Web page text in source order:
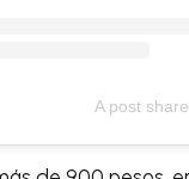
A post